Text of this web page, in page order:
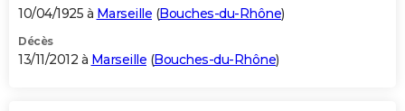
10/04/1925 à Marseille (Bouches-du-Rhône)
Décès
13/11/2012 à Marseille (Bouches-du-Rhône)